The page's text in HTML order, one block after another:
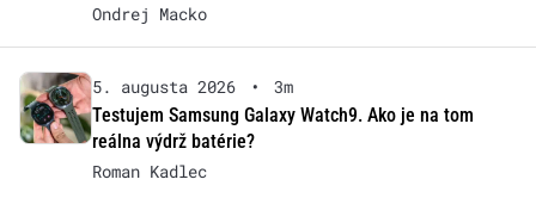
Ondrej Macko
5. augusta 2026 •
3m
Testujem Samsung Galaxy Watch9. Ako je na tom
reálna výdrž batérie?
Roman Kadlec